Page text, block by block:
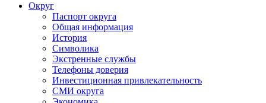
Округ
Паспорт округа
Общая информация
История
Символика
Экстренные службы
Телефоны доверия
Инвестиционная привлекательность
СМИ округа